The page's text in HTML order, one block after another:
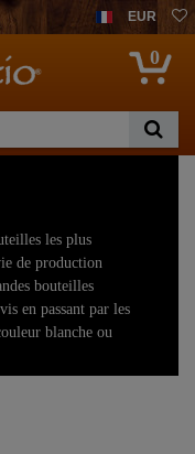
EUR
0
les plus
de production
bouteilles
en passant par les
blanche ou